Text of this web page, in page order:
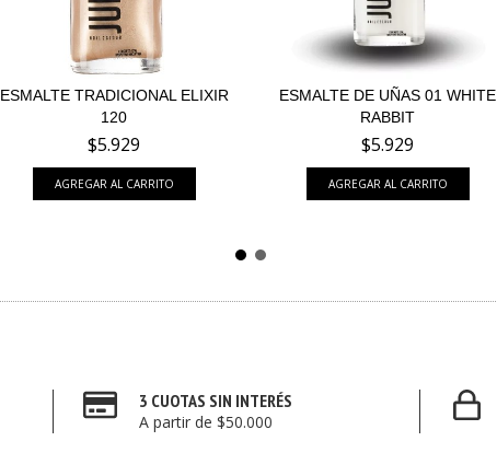
ESMALTE TRADICIONAL ELIXIR
120
$5.929
ESMALTE DE UÑAS 01 WHITE
RABBIT
$5.929
3 CUOTAS SIN INTERÉS
A partir de $50.000